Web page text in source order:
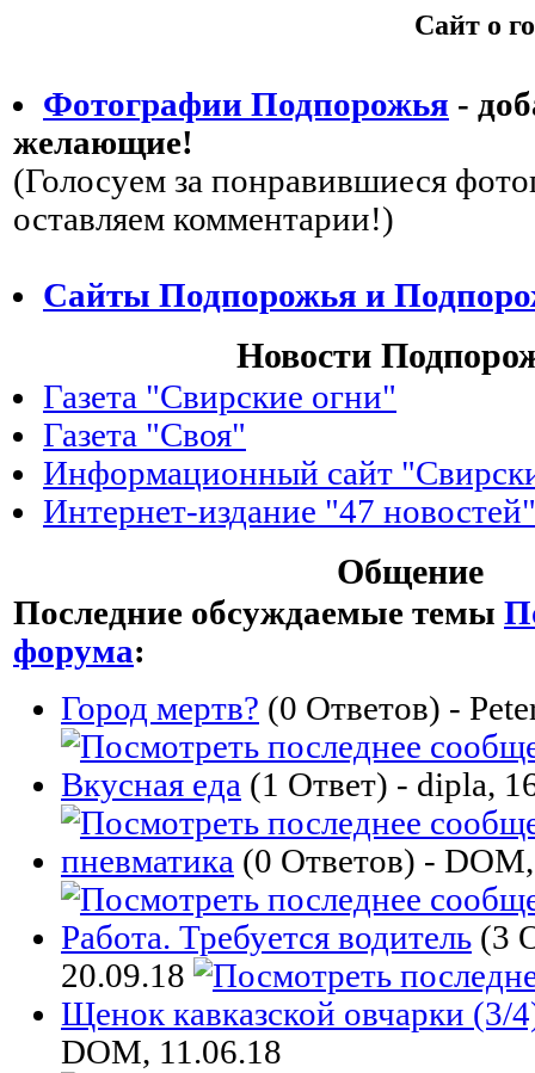
Сайт о
Фотографии Подпорожья -
желающие!
(Голосуем за понравившиеся
оставляем комментарии!)
Сайты Подпорожья и
Новости
Газета "Свирские огни"
Газета "Своя"
Информационный сайт
Интернет-издание "47 новостей"
Общение
Последние обсуждаемые темы
форума:
Город мертв? (0 Ответов) -
Вкусная еда (1 Ответ) - dipla,
пневматика (0 Ответов) -
Работа. Требуется водитель (3
20.09.18
Щенок кавказской овчарки (3/
DOM, 11.06.18